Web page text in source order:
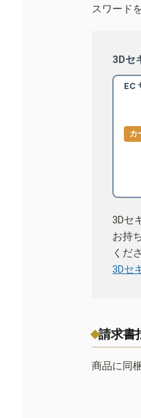
スワード
3Dセ
EC
カ
3Dセ
お持
くだ
3Dセ
請求書
商品に同